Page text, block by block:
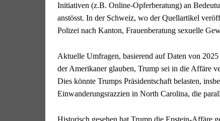
Initiativen (z.B. Online-Opferberatung) an
anstösst. In der Schweiz, wo der Quellartikel
Polizei nach Kanton, Frauenberatung sexuelle
Aktuelle Umfragen, basierend auf Daten von
der Amerikaner glauben, Trump sei in die Affäre
Dies könnte Trumps Präsidentschaft belasten,
Einwanderungsrazzien in North Carolina, die
Historisch gesehen hat Trump die Epstein-Affäre